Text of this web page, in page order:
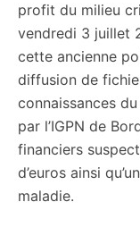
profit du milieu
vendredi 3 juillet
cette ancienne
diffusion de
connaissances
par l’IGPN de
financiers
d’euros ainsi
maladie.